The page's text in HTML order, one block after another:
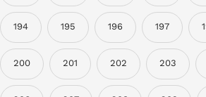
194 195 196 197
200 201 202 203